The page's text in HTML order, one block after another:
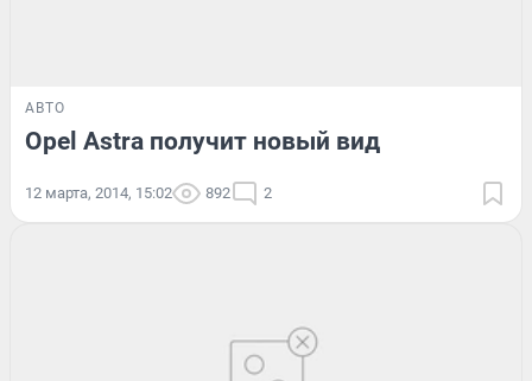
АВТО
Opel Astra получит новый вид
12 марта, 2014, 15:02 892 2